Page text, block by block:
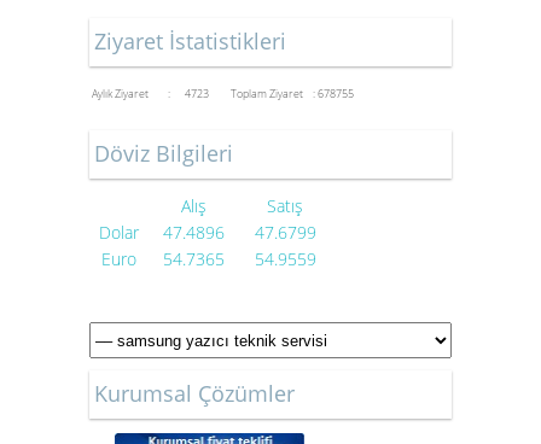
Ziyaret İstatistikleri
Aylık Ziyaret : 4723 Toplam Ziyaret : 678755
Döviz Bilgileri
Alış
Satış
Dolar
47.4896
47.6799
Euro
54.7365 54.9559
Kurumsal Çözümler